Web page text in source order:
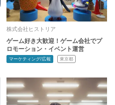
株式会社ヒストリア
ゲーム好き大歓迎！ゲーム会社でプ
ロモーション・イベント運営
マーケティング/広報 東京都